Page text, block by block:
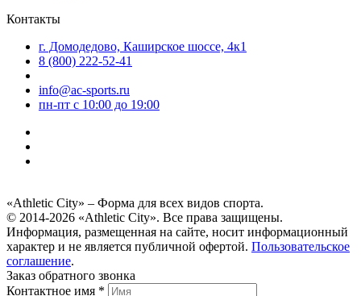
Контакты
г. Домодедово, Каширское шоссе, 4к1
8 (800) 222-52-41
info@ac-sports.ru
пн-пт c 10:00 до 19:00
«Athletic City» – Форма для всех видов спорта.
© 2014-2026 «Athletic City». Все права защищены.
Информация, размещенная на сайте, носит информационный
характер и не является публичной офертой. Пользовательское
соглашение.
Заказ обратного звонка
Контактное имя *